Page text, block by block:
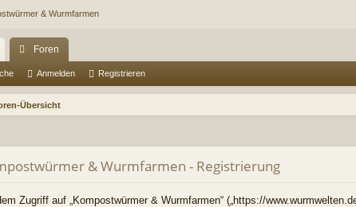
Foren
Anmelden Registrieren
Übersicht
& Wurmfarmen - Registrierung
Zugriff auf „Kompostwürmer & Wurmfarmen“ („https://